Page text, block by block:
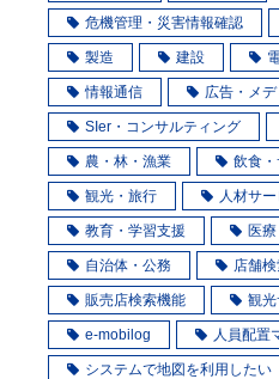
危機管理・災害情報確認
製造 建設
情報通信 広告・メデ
SIer・コンサルティング
農・林・漁業 飲食・
観光・旅行 人材サ
教育・学習支援 医療
自治体・公務 店舗
販売店検索機能 観
e-mobilog 人員配置
システムで地図を利用したい